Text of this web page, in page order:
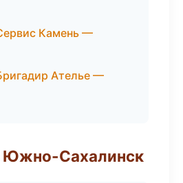
Камень —
Ателье —
Южно-Сахалинск